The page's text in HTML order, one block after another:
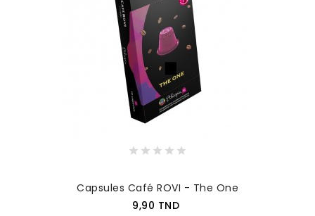
Capsules Café ROVI - The One
Prix
9,90 TND